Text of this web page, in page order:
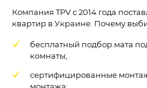
Компания TPV с 2014 года
квартир в Украине. Почему
бесплатный подбор мата
комнаты;
сертифицированные
монтажа;